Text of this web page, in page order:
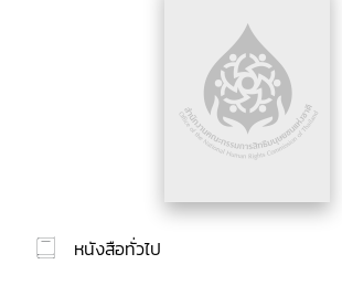
หนังสือทั่วไป